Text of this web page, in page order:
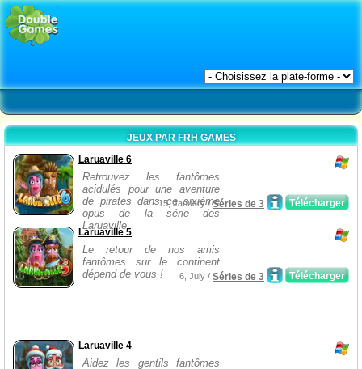
JEUX PAR FRH GAMES
Laruaville 6
Retrouvez les fantômes
acidulés pour une aventure
de pirates dans ce sixième
opus de la série des
Laruaville.
Télécharger
15, January /Séries de 3
Laruaville 5
Le retour de nos amis
fantômes sur le continent
dépend de vous !
Télécharger
6, July / Séries de 3
Laruaville 4
Aidez les gentils fantômes